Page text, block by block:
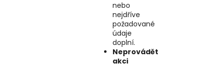
nebo
nejdříve
požadované
údaje
doplní.
Neprovádět
akci